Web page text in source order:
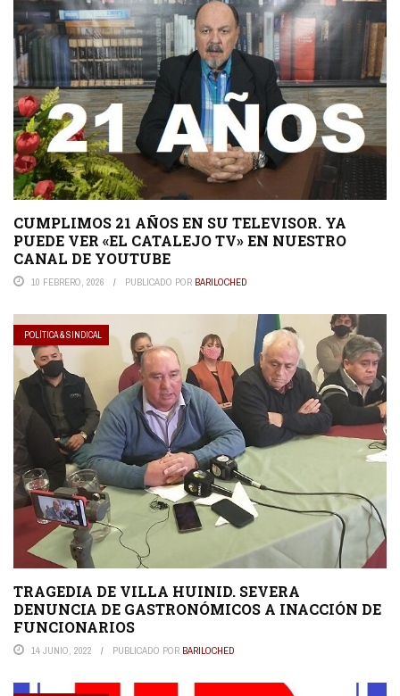
CUMPLIMOS 21 AÑOS EN SU TELEVISOR. YA
PUEDE VER «EL CATALEJO TV» EN NUESTRO
CANAL DE YOUTUBE
10 FEBRERO, 2026 PUBLICADO POR BARILOCHED
POLÍTICA & SINDICAL
TRAGEDIA DE VILLA HUINID. SEVERA
DENUNCIA DE GASTRONÓMICOS A INACCIÓN DE
FUNCIONARIOS
14 JUNIO, 2022 PUBLICADO POR BARILOCHED